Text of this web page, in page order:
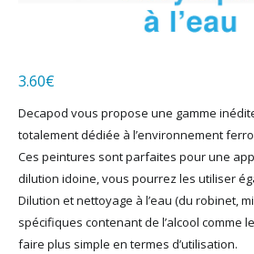
3.60€
Decapod vous propose une gamme
totalement dédiée à l’environnement
Ces peintures sont parfaites pour une
dilution idoine, vous pourrez les utiliser
Dilution et nettoyage à l’eau (du robinet,
spécifiques contenant de l’alcool comme
faire plus simple en termes d’utilisation.